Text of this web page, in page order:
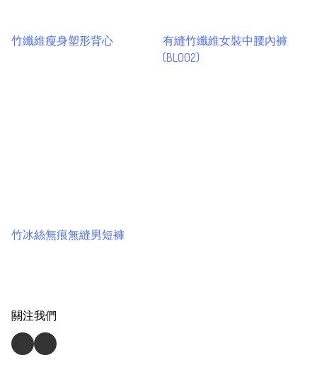
竹纖維瘦身塑形背心
有縫竹纖維女裝中腰內褲
(BL002)
竹冰絲無痕無縫男短褲
關注我們